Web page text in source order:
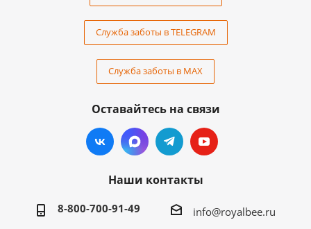
Служба заботы в TELEGRAM
Служба заботы в MAX
Оставайтесь на связи
Наши контакты
8-800-700-91-49 info@royalbee.ru